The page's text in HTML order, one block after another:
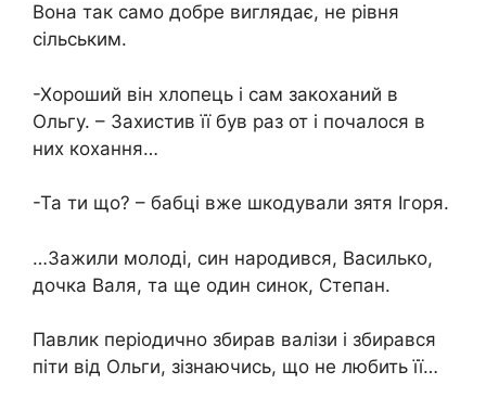
Вона так само добре виглядає, не рівня
сільським.
-Хороший він хлопець і сам закоханий в
Ольгу. – Захистив її був раз от і почалося в
них кохання…
-Та ти що? – бабці вже шкодували зятя Ігоря.
…Зажили молоді, син народився, Василько,
дочка Валя, та ще один синок, Степан.
Павлик періодично збирав валізи і збирався
піти від Ольги, зізнаючись, що не любить її…